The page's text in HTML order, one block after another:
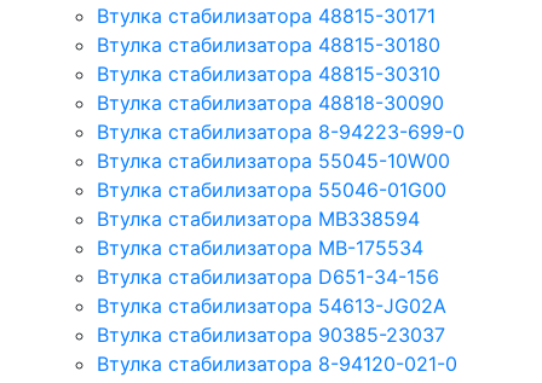
Втулка стабилизатора 48815-30171
Втулка стабилизатора 48815-30180
Втулка стабилизатора 48815-30310
Втулка стабилизатора 48818-30090
Втулка стабилизатора 8-94223-699-0
Втулка стабилизатора 55045-10W00
Втулка стабилизатора 55046-01G00
Втулка стабилизатора MB338594
Втулка стабилизатора MB-175534
Втулка стабилизатора D651-34-156
Втулка стабилизатора 54613-JG02A
Втулка стабилизатора 90385-23037
Втулка стабилизатора 8-94120-021-0